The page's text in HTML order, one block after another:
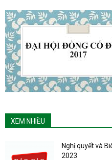
XEM NHIỀU
Nghị quyết và
2023